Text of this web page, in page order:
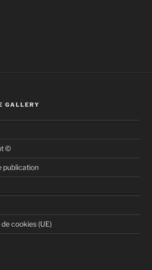
GALLERY
©
publication
cookies (UE)